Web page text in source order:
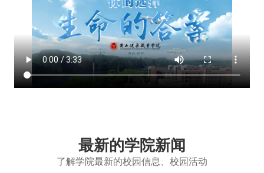
最新的学院新闻
了解学院最新的校园信息、校园活动